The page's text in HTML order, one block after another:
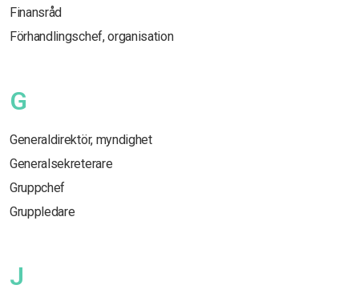
Finansråd
Förhandlingschef, organisation
G
Generaldirektör, myndighet
Generalsekreterare
Gruppchef
Gruppledare
J